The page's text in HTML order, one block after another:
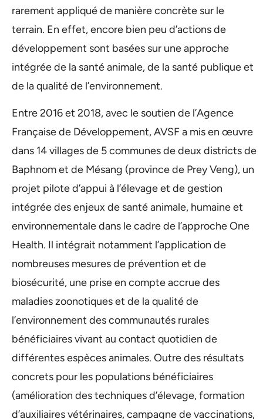
rarement appliqué de manière concrète sur le
terrain. En effet, encore bien peu d’actions de
développement sont basées sur une approche
intégrée de la santé animale, de la santé publique et
de la qualité de l’environnement.
Entre 2016 et 2018, avec le soutien de l’Agence
Française de Développement, AVSF a mis en œuvre
dans 14 villages de 5 communes de deux districts de
Baphnom et de Mésang (province de Prey Veng), un
projet pilote d’appui à l’élevage et de gestion
intégrée des enjeux de santé animale, humaine et
environnementale dans le cadre de l’approche One
Health. Il intégrait notamment l’application de
nombreuses mesures de prévention et de
biosécurité, une prise en compte accrue des
maladies zoonotiques et de la qualité de
l’environnement des communautés rurales
bénéficiaires vivant au contact quotidien de
différentes espèces animales. Outre des résultats
concrets pour les populations bénéficiaires
(amélioration des techniques d’élevage, formation
d’auxiliaires vétérinaires, campagne de vaccinations,